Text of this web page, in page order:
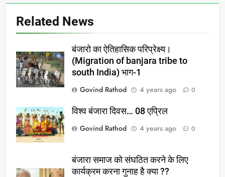
Related News
बंजारो का ऐतिहासिक परिप्रेक्ष्य।
(Migration of banjara tribe to
south India) भाग-1
Govind Rathod
4 years ago 0
विश्व बंजारा दिवस… 08 एप्रिल
Govind Rathod
4 years ago 0
बंजारा समाज को संघठित करने के लिए
कार्यक्रम करना गुनाह है क्या ??